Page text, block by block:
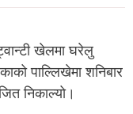
खेलमा घरेलु
पाल्लिखेमा शनिबार
निकाल्यो।